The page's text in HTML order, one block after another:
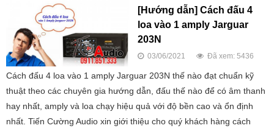
[Hướng dẫn] Cách đấu 4
loa vào 1 amply Jarguar
203N
03/06/2021 Đã xem: 5436
Cách đấu 4 loa vào 1 amply Jarguar 203N thế nào đạt chuẩn kỹ
thuật theo các chuyên gia hướng dẫn, đấu thế nào để có âm thanh
hay nhất, amply và loa chạy hiệu quả với độ bền cao và ổn định
nhất. Tiến Cường Audio xin giới thiệu cho quý khách hàng cách